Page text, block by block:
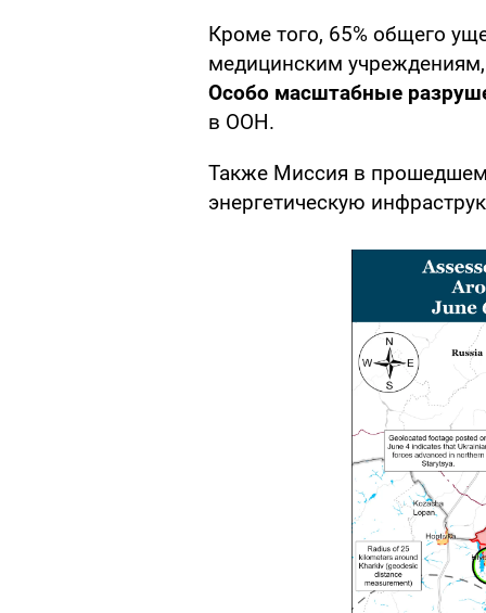
Кроме того, 65% общего
медицинским учреждениям,
Особо масштабные
в ООН.
Также Миссия в прошедшем
энергетическую